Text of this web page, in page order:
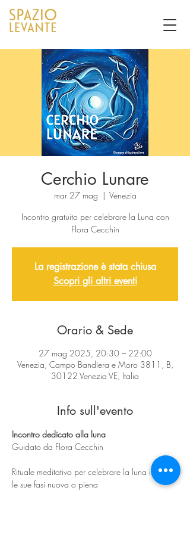
Cerchio Lunare
mar 27 mag
  |
Venezia
Incontro gratuito per celebrare la Luna con
Flora Cecchin
La registrazione è stata chiusa
Scopri gli altri eventi
Orario & Sede
27 mag 2025, 20:30 – 22:00
Venezia, Campo Bandiera e Moro 3811, B,
30122 Venezia VE, Italia
Info sull'evento
Incontro dedicato alla luna
Guidato da Flora Cecchin
Rituale meditativo per celebrare la luna in tutte
le sue fasi nuova o piena